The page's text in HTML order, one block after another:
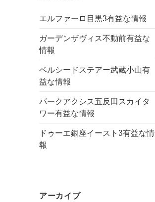
エルファーロ目黒3有益な情報
ガーデンザヴィス不動前有益な
情報
ベルシードステアー武蔵小山有
益な情報
パークアクシス五反田スカイタ
ワー有益な情報
ドゥーエ銀座イースト3有益な情
報
アーカイブ